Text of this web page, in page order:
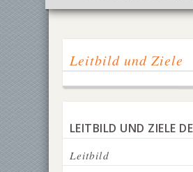
Leitbild und Ziele
LEITBILD UND ZIELE
Leitbild